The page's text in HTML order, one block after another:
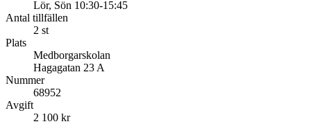
Lör, Sön 10:30-15:45
Antal tillfällen
2 st
Plats
Medborgarskolan
Hagagatan 23 A
Nummer
68952
Avgift
2 100 kr